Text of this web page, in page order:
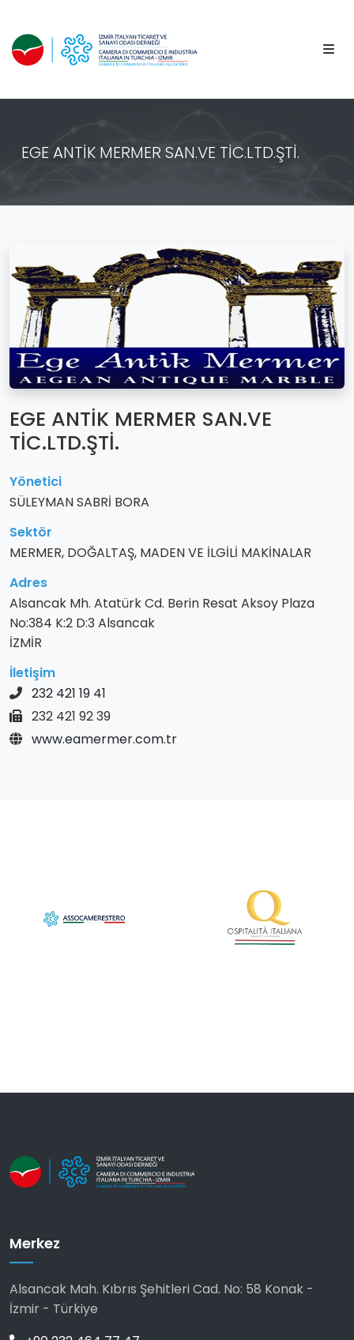
EGE ANTİK MERMER SAN.VE TİC.LTD.ŞTİ.
EGE ANTİK MERMER SAN.VE
TİC.LTD.ŞTİ.
Yönetici
SÜLEYMAN SABRİ BORA
Sektör
MERMER, DOĞALTAŞ, MADEN VE İLGİLİ MAKİNALAR
Adres
Alsancak Mh. Atatürk Cd. Berin Resat Aksoy Plaza
No:384 K:2 D:3 Alsancak
İZMİR
İletişim
232 421 19 41
232 421 92 39
www.eamermer.com.tr
Merkez
Alsancak Mah. Kıbrıs Şehitleri Cad. No: 58 Konak -
İzmir - Türkiye